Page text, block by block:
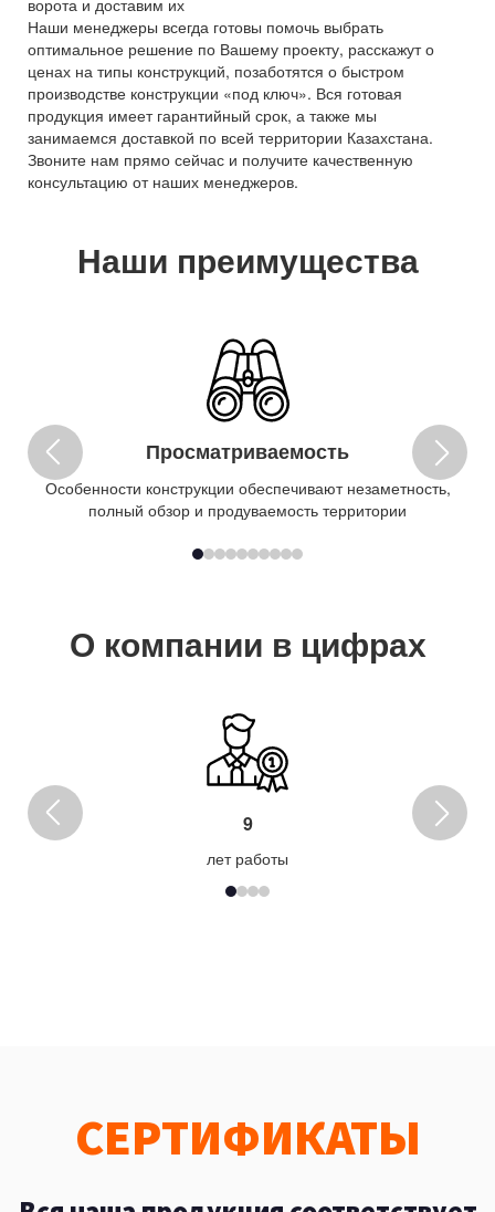
ворота и доставим их
Наши менеджеры всегда готовы помочь выбрать
оптимальное решение по Вашему проекту, расскажут о
ценах на типы конструкций, позаботятся о быстром
производстве конструкции «под ключ». Вся готовая
продукция имеет гарантийный срок, а также мы
занимаемся доставкой по всей территории Казахстана.
Звоните нам прямо сейчас и получите качественную
консультацию от наших менеджеров.
Наши преимущества
Просматриваемость
Особенности конструкции обеспечивают незаметность,
полный обзор и продуваемость территории
О компании в цифрах
9
лет работы
СЕРТИФИКАТЫ